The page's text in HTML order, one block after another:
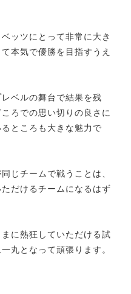
ッツにとって非常に大き
本気で優勝を目指すうえ
ベルの舞台で結果を残
ろでの思い切りの良さに
ところも大きな魅力で
じチームで戦うことは、
だけるチームになるはず
に熱狂していただける試
丸となって頑張ります。